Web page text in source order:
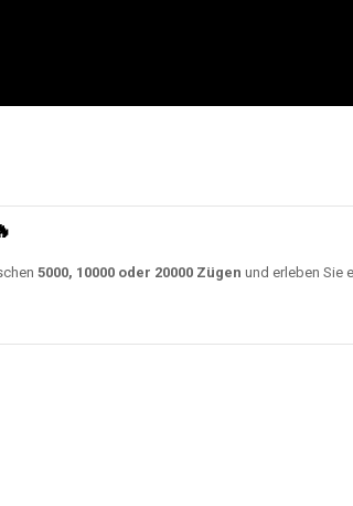
5000, 10000 oder 20000 Zügen und erleben Sie